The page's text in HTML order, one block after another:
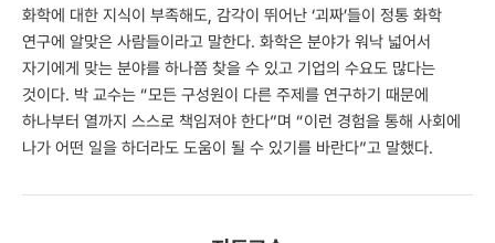
화학에 대한 지식이 부족해도, 감각이 뛰어난 ‘괴짜’들이 정통 화학
연구에 알맞은 사람들이라고 말한다. 화학은 분야가 워낙 넓어서
자기에게 맞는 분야를 하나쯤 찾을 수 있고 기업의 수요도 많다는
것이다. 박 교수는 “모든 구성원이 다른 주제를 연구하기 때문에
하나부터 열까지 스스로 책임져야 한다”며 “이런 경험을 통해 사회에
나가 어떤 일을 하더라도 도움이 될 수 있기를 바란다”고 말했다.